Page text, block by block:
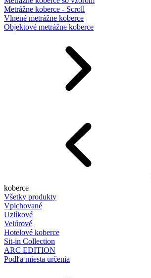
Metrážne koberce - Scroll
Vlnené metrážne koberce
Objektové metrážne koberce
koberce
Všetky produkty
Vpichované
Uzlíkové
Velúrové
Hotelové koberce
Sit-in Collection
ARC EDITION
Podľa miesta určenia